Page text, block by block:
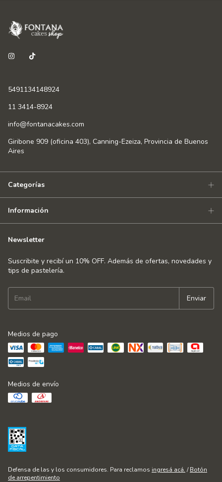
5491134148924
11 3414-8924
info@fontanacakes.com
Giribone 909 (oficina 403), Canning-Ezeiza, Provincia de Buenos
Aires
Categorías
Información
Newsletter
Suscribite y recibí un 10% OFF. Además de ofertas, novedades y
tips de pastelería.
Medios de pago
Medios de envío
Defensa de las y los consumidores. Para reclamos ingresá acá. / Botón
de arrepentimiento